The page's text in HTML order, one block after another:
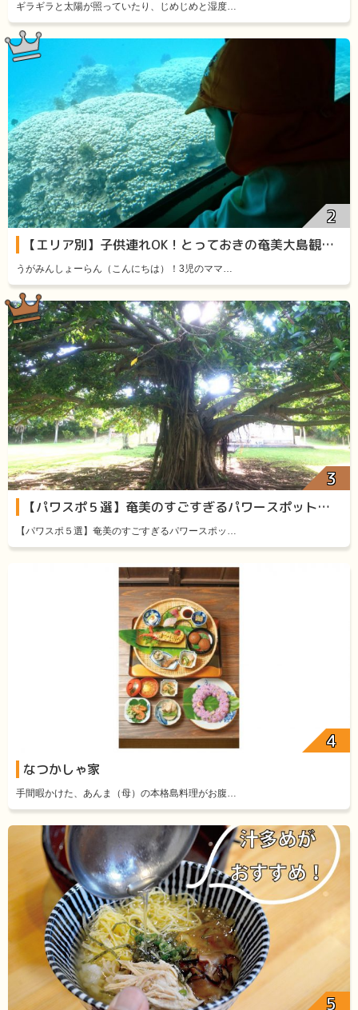
ギラギラと太陽が照っていたり、じめじめと湿度…
【エリア別】子供連れOK！とっておきの奄美大島観光スポット11選
うがみんしょーらん（こんにちは）！3児のママ…
【パワスポ５選】奄美のすごすぎるパワースポット厳選５
【パワスポ５選】奄美のすごすぎるパワースポッ…
なつかしゃ家
手間暇かけた、あんま（母）の本格島料理がお腹…